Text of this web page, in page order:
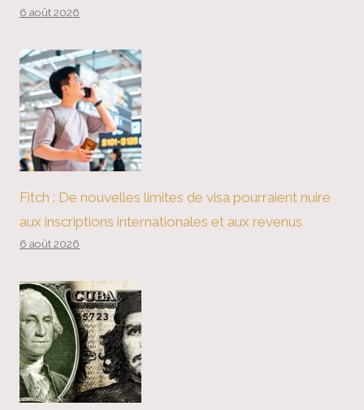
6 août 2026
Fitch : De nouvelles limites de visa pourraient nuire
aux inscriptions internationales et aux revenus
6 août 2026